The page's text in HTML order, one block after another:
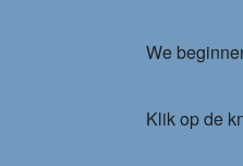
We
Klik op de